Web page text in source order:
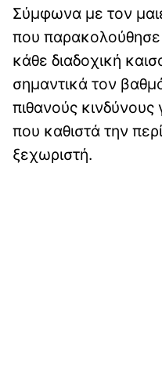
Σύμφωνα με τον
που παρακολούθησε
κάθε διαδοχική
σημαντικά τον
πιθανούς κινδύνους
που καθιστά την
ξεχωριστή.